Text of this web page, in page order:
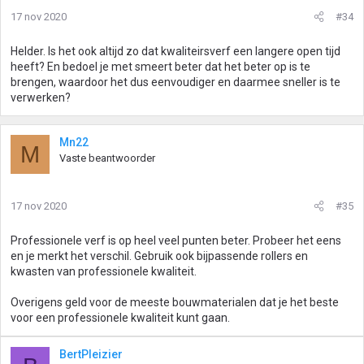
17 nov 2020 #34
Helder. Is het ook altijd zo dat kwaliteirsverf een langere open tijd
heeft? En bedoel je met smeert beter dat het beter op is te
brengen, waardoor het dus eenvoudiger en daarmee sneller is te
verwerken?
M Mn22
Vaste beantwoorder
17 nov 2020 #35
Professionele verf is op heel veel punten beter. Probeer het eens
en je merkt het verschil. Gebruik ook bijpassende rollers en
kwasten van professionele kwaliteit.
Overigens geld voor de meeste bouwmaterialen dat je het beste
voor een professionele kwaliteit kunt gaan.
BertPleizier